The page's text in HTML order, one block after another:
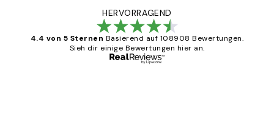
HERVORRAGEND
4.4 von 5 Sternen Basierend auf 108908 Bewertungen.
Sieh dir einige Bewertungen hier an.